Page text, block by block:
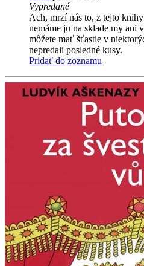
Vypredané
Ach, mrzí nás to, z tejto
nemáme ju na sklade my ani
môžete mať šťastie v
nepredali posledné kusy.
Pridať do zoznamu